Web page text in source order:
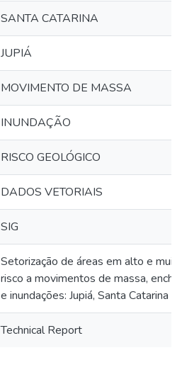
SANTA CATARINA
JUPIÁ
MOVIMENTO DE MASSA
INUNDAÇÃO
RISCO GEOLÓGICO
DADOS VETORIAIS
SIG
Setorização de áreas em alto e
risco a movimentos de massa,
e inundações: Jupiá, Santa Catarina
Technical Report